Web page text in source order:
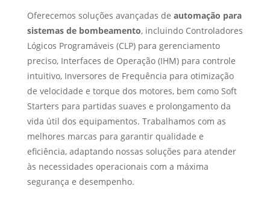
Oferecemos soluções avançadas de automação para
sistemas de bombeamento, incluindo Controladores
Lógicos Programáveis (CLP) para gerenciamento
preciso, Interfaces de Operação (IHM) para controle
intuitivo, Inversores de Frequência para otimização
de velocidade e torque dos motores, bem como Soft
Starters para partidas suaves e prolongamento da
vida útil dos equipamentos. Trabalhamos com as
melhores marcas para garantir qualidade e
eficiência, adaptando nossas soluções para atender
às necessidades operacionais com a máxima
segurança e desempenho.